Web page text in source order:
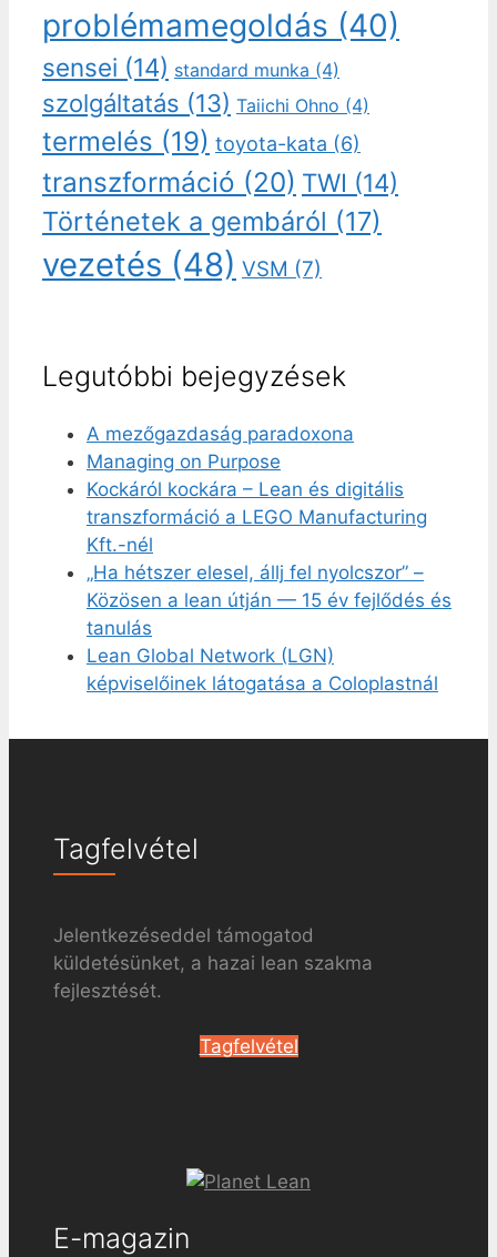
problémamegoldás (40)
sensei (14) standard munka (4)
szolgáltatás (13) Taiichi Ohno (4)
termelés (19) toyota-kata (6)
transzformáció (20) TWI (14)
Történetek a gembáról (17)
vezetés (48) VSM (7)
Legutóbbi bejegyzések
A mezőgazdaság paradoxona
Managing on Purpose
Kockáról kockára – Lean és digitális
transzformáció a LEGO Manufacturing
Kft.-nél
„Ha hétszer elesel, állj fel nyolcszor” –
Közösen a lean útján — 15 év fejlődés és
tanulás
Lean Global Network (LGN)
képviselőinek látogatása a Coloplastnál
Tagfelvétel
Jelentkezéseddel támogatod
küldetésünket, a hazai lean szakma
fejlesztését.
Tagfelvétel
E-magazin